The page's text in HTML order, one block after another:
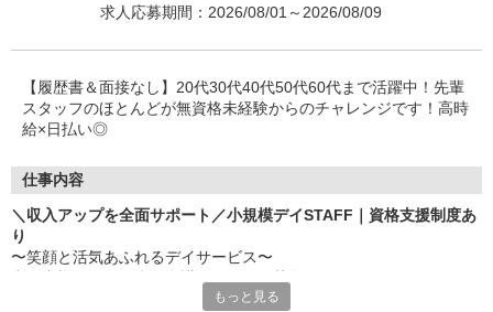
求人応募期間：2026/08/01～2026/08/09
【履歴書＆面接なし】20代30代40代50代60代まで活躍中！先輩
スタッフのほとんどが無資格未経験からのチャレンジです！高時
給×日払い◎
仕事内容
＼収入アップを全面サポート／小規模デイSTAFF｜資格支援制度あ
り
〜笑顔と活気あふれるデイサービス〜
もっと見る